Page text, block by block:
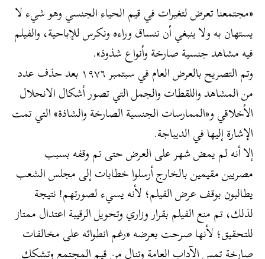
«مجتمعنا تعرض لتغيرات في قيم الحياء الجنسي وهو شيء لا
يستهان به ولا ينبغي أن ننساق وراءه ونكرس للإباحية، والفيلم
فيه مشاهد جنسية صارخة وأنواع شذوذ».
وتم التصريح بالعرض العام في سبتمبر ١٩٧٦ بعد حذف عدد
من المشاهد واللقطات والجمل التي تصور أشكال الانحلال
الأخلاقي و«الممارسات الجنسية الصارخة والشاذة» التي تمت
الإشارة إليها في الديباجة.
إلا أنه لم يمض شهر على العرض حتى تم وقفه بسبب
مصريين مقيمين بالخارج أرسلوا خطابات إلى مجلس الشعب
يطالبون بوقف عرض الفيلم؛ لأنه يسيء لصورتهم! نتيجة
لذلك، تم منع الفيلم بقرار وزاري وتحويل الرقيبة اعتدال ممتاز
للتحقيق؛ لأنها صرحت بعرضه «رغم انطوائه على مخالفات
صارخة تمس الآداب العامة وتنال من قيم المجتمع وتشكك